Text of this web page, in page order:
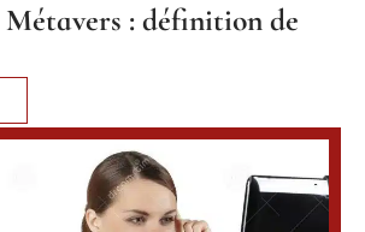
: définition de